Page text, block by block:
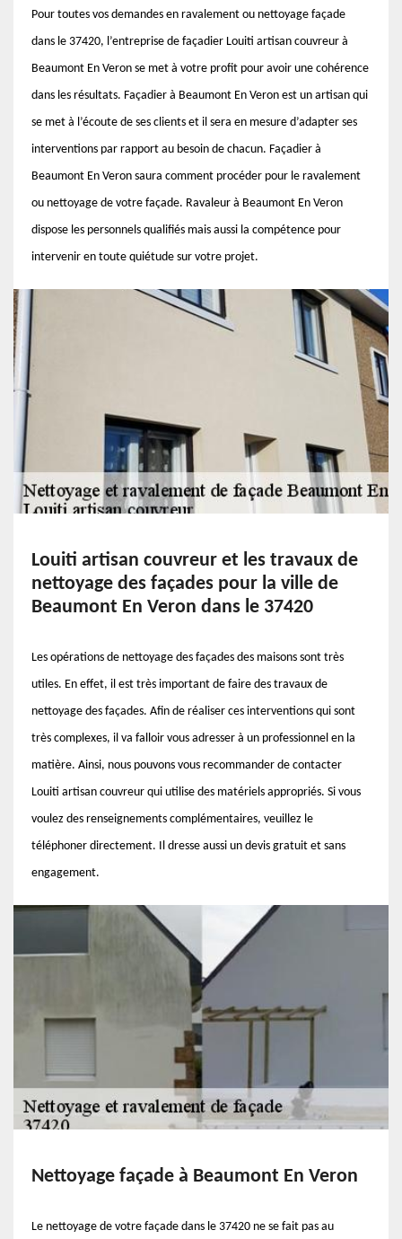
Pour toutes vos demandes en ravalement ou nettoyage façade
dans le 37420, l’entreprise de façadier Louiti artisan couvreur à
Beaumont En Veron se met à votre profit pour avoir une cohérence
dans les résultats. Façadier à Beaumont En Veron est un artisan qui
se met à l’écoute de ses clients et il sera en mesure d’adapter ses
interventions par rapport au besoin de chacun. Façadier à
Beaumont En Veron saura comment procéder pour le ravalement
ou nettoyage de votre façade. Ravaleur à Beaumont En Veron
dispose les personnels qualifiés mais aussi la compétence pour
intervenir en toute quiétude sur votre projet.
Louiti artisan couvreur et les travaux de
nettoyage des façades pour la ville de
Beaumont En Veron dans le 37420
Les opérations de nettoyage des façades des maisons sont très
utiles. En effet, il est très important de faire des travaux de
nettoyage des façades. Afin de réaliser ces interventions qui sont
très complexes, il va falloir vous adresser à un professionnel en la
matière. Ainsi, nous pouvons vous recommander de contacter
Louiti artisan couvreur qui utilise des matériels appropriés. Si vous
voulez des renseignements complémentaires, veuillez le
téléphoner directement. Il dresse aussi un devis gratuit et sans
engagement.
Nettoyage façade à Beaumont En Veron
Le nettoyage de votre façade dans le 37420 ne se fait pas au